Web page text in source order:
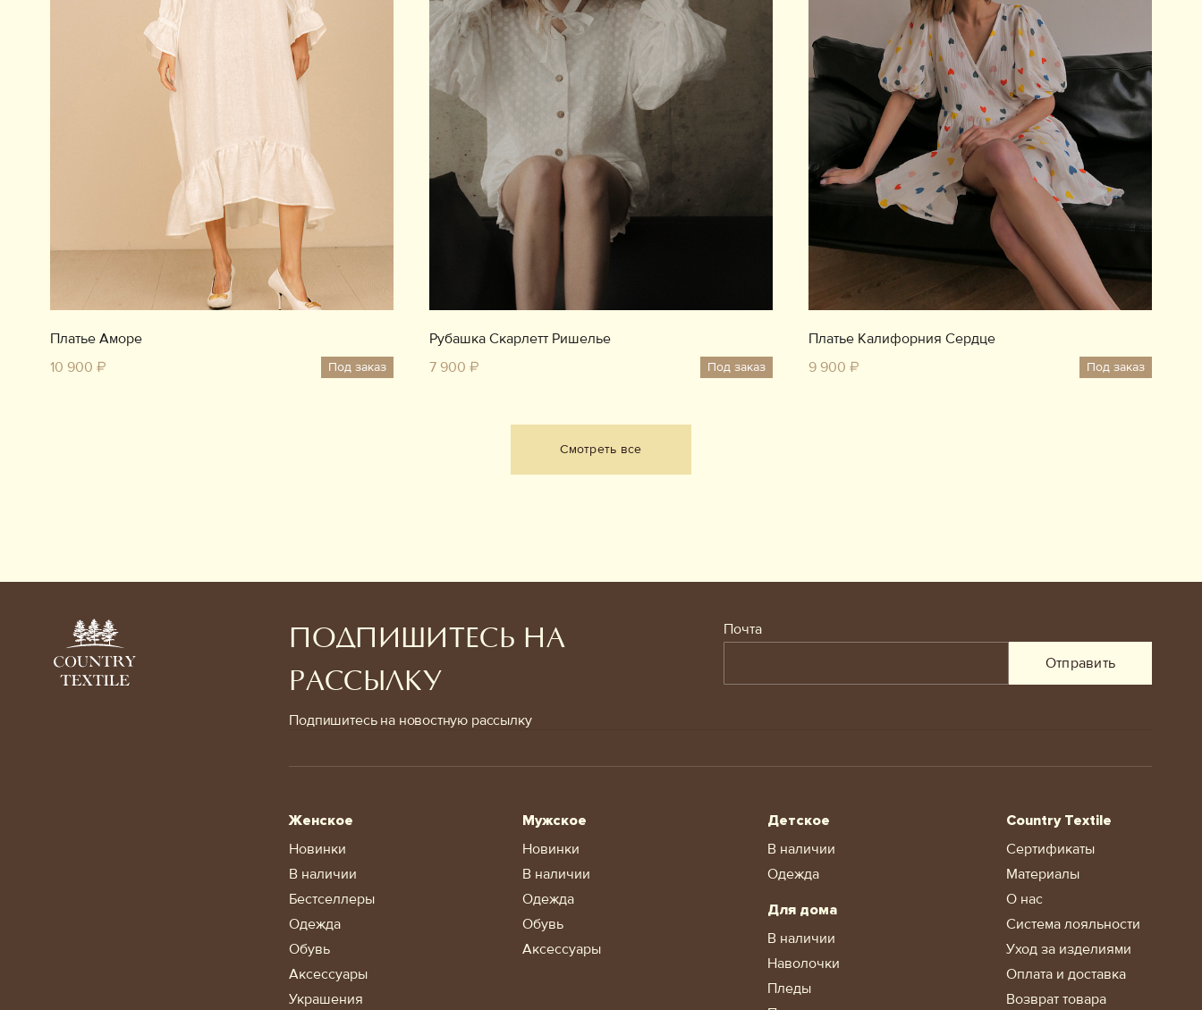
Платье Аморе
10 900 ₽
Под заказ
Рубашка Скарлетт Ришелье
7 900 ₽
Под заказ
Платье Калифорния Сердце
9 900 ₽
Под заказ
Смотреть все
ПОДПИШИТЕСЬ НА
РАССЫЛКУ
Подпишитесь на новостную рассылку
Почта
Отправить
Женское
Новинки
В наличии
Бестселлеры
Одежда
Обувь
Аксессуары
Украшения
Мужское
Новинки
В наличии
Одежда
Обувь
Аксессуары
Детское
В наличии
Одежда
Для дома
В наличии
Наволочки
Пледы
Country Textile
Сертификаты
Материалы
О нас
Система лояльности
Уход за изделиями
Оплата и доставка
Возврат товара